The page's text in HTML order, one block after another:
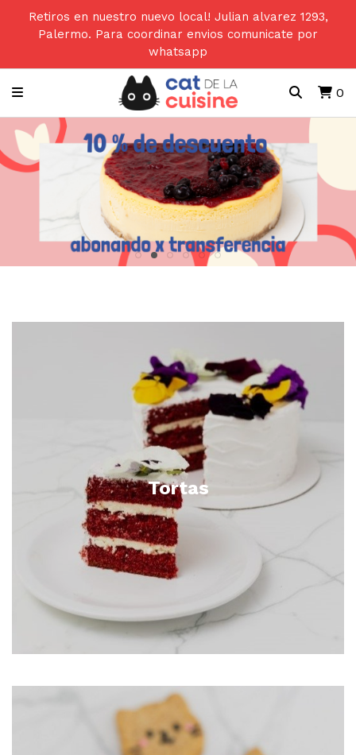
Retiros en nuestro nuevo local! Julian alvarez 1293,
Palermo. Para coordinar envios comunicate por
whatsapp
0
Tortas